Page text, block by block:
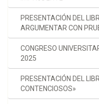
PRESENTACIÓN DEL
ARGUMENTAR CON
CONGRESO
2025
PRESENTACIÓN DEL
CONTENCIOSOS»